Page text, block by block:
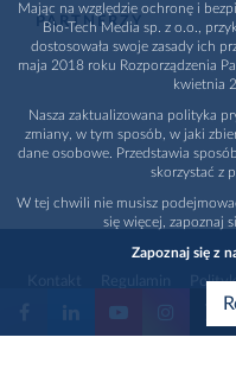
PARTNERZY
Mając na względzie ochronę i
Bio-Tech Media sp. z o.o.,
dostosowała swoje zasady ich
maja 2018 roku Rozporządzenia
kwietnia
Nasza zaktualizowana polityka
zmiany, w tym sposób, w jaki
dane osobowe. Przedstawia
skorzystać z
W tej chwili nie musisz
się więcej, zapoznaj
Zapoznaj się z